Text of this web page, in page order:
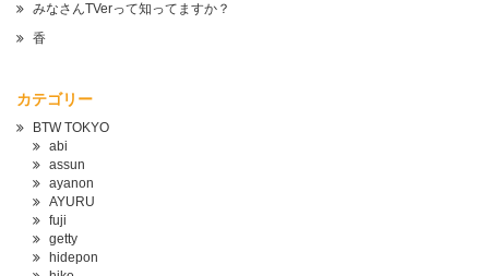
みなさんTVerって知ってますか？
香
カテゴリー
BTW TOKYO
abi
assun
ayanon
AYURU
fuji
getty
hidepon